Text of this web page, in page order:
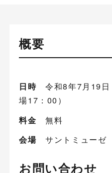
概要
日時 令和8年7月19日
場17：00）
料金 無料
会場 サントミューゼ
お問い合わせ